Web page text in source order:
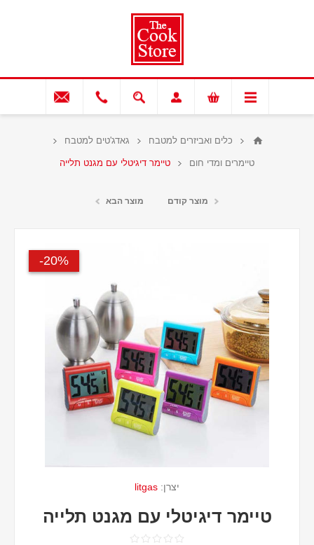
כלים ואביזרים למטבח גאדג'טים למטבח
טיימרים ומדי חום טיימר דיגיטלי עם מגנט תלייה
מוצר קודם מוצר הבא
20%-
יצרן: litgas
טיימר דיגיטלי עם מגנט תלייה